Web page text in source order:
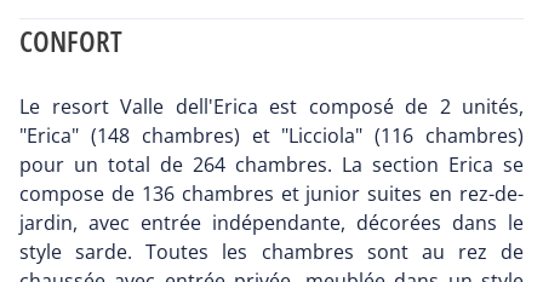
CONFORT
Le resort Valle dell'Erica est composé de 2 unités,
"Erica" (148 chambres) et "Licciola" (116 chambres)
pour un total de 264 chambres. La section Erica se
compose de 136 chambres et junior suites en rez-de-
jardin, avec entrée indépendante, décorées dans le
style sarde. Toutes les chambres sont au rez de